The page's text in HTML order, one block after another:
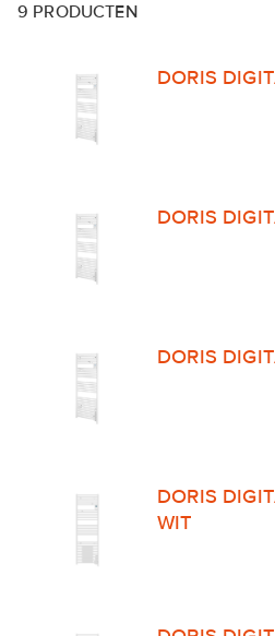
9 PRODUCTEN
DORIS
DORIS
DORIS
DORIS
WIT